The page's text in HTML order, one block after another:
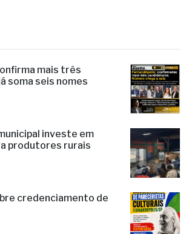
mais três
soma seis nomes
investe em
produtores rurais
credenciamento de